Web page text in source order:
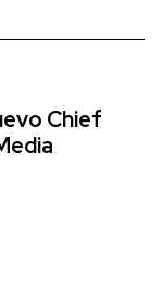
Chief